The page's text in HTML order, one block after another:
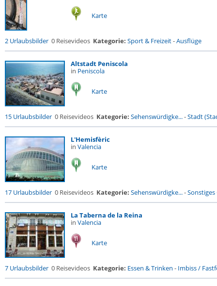
Karte
2 Urlaubsbilder 0 Reisevideos Kategorie: Sport & Freizeit-Ausflüge
Altstadt Peniscola
in Peniscola
Karte
15 Urlaubsbilder 0 Reisevideos Kategorie: Sehenswürdigke...-Stadt
L'Hemisfèric
in Valencia
Karte
17 Urlaubsbilder 0 Reisevideos Kategorie: Sehenswürdigke...-
La Taberna de la Reina
in Valencia
Karte
7 Urlaubsbilder 0 Reisevideos Kategorie: Essen & Trinken - Imbiss /